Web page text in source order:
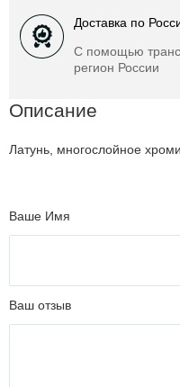
Доставка по
С помощью
регион России
Описание
Латунь, многослойное
Ваше Имя
Ваш отзыв